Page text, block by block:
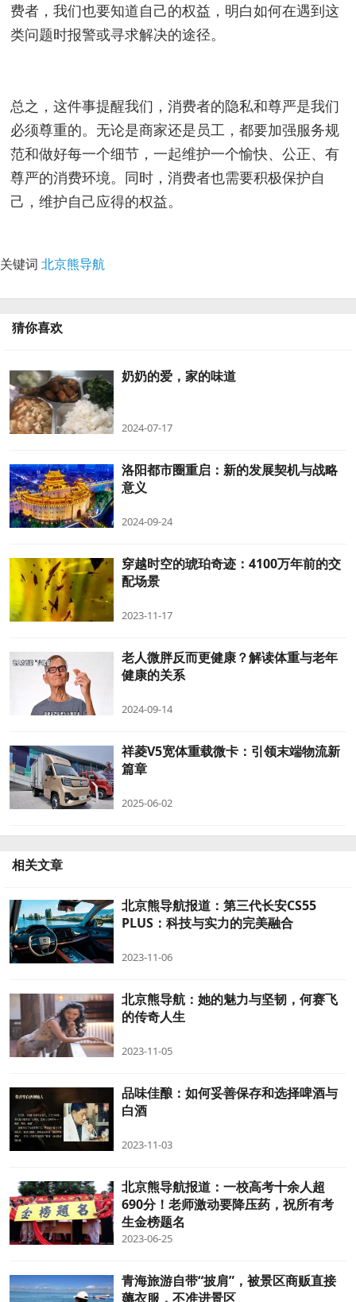
费者，我们也要知道自己的权益，明白如何在遇到这
类问题时报警或寻求解决的途径。
总之，这件事提醒我们，消费者的隐私和尊严是我们
必须尊重的。无论是商家还是员工，都要加强服务规
范和做好每一个细节，一起维护一个愉快、公正、有
尊严的消费环境。同时，消费者也需要积极保护自
己，维护自己应得的权益。
关键词 北京熊导航
猜你喜欢
奶奶的爱，家的味道
2024-07-17
洛阳都市圈重启：新的发展契机与战略
意义
2024-09-24
穿越时空的琥珀奇迹：4100万年前的交
配场景
2023-11-17
老人微胖反而更健康？解读体重与老年
健康的关系
2024-09-14
祥菱V5宽体重载微卡：引领末端物流新
篇章
2025-06-02
相关文章
北京熊导航报道：第三代长安CS55
PLUS：科技与实力的完美融合
2023-11-06
北京熊导航：她的魅力与坚韧，何赛飞
的传奇人生
2023-11-05
品味佳酿：如何妥善保存和选择啤酒与
白酒
2023-11-03
北京熊导航报道：一校高考十余人超
690分！老师激动要降压药，祝所有考
生金榜题名
2023-06-25
青海旅游自带“披肩”，被景区商贩直接
薅衣服，不准进景区